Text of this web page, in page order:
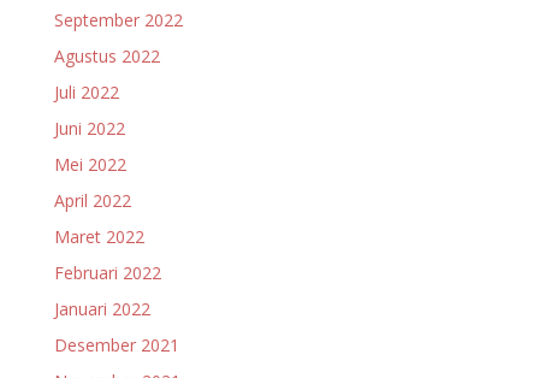
September 2022
Agustus 2022
Juli 2022
Juni 2022
Mei 2022
April 2022
Maret 2022
Februari 2022
Januari 2022
Desember 2021